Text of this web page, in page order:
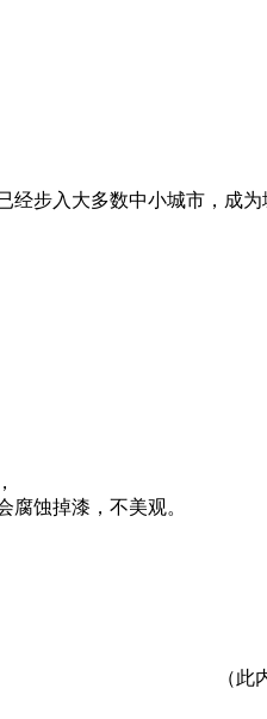
步入大多数中小城市，成
蚀掉漆，不美观。
（此